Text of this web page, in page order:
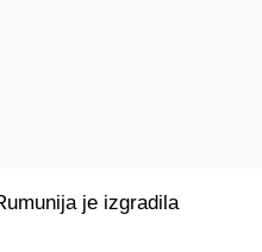
je izgradila